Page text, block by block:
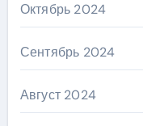
Октябрь 2024
Сентябрь 2024
Август 2024